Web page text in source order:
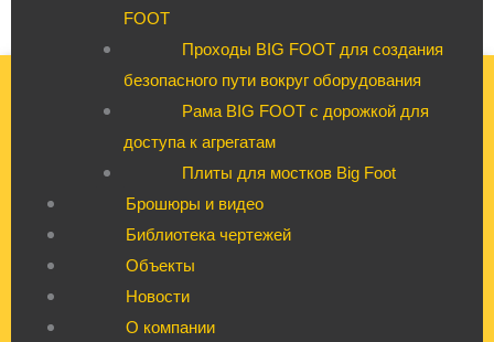
FOOT
Проходы BIG FOOT для создания
безопасного пути вокруг оборудования
Рама BIG FOOT с дорожкой для
доступа к агрегатам
Плиты для мостков Big Foot
Брошюры и видео
Библиотека чертежей
Объекты
Новости
О компании